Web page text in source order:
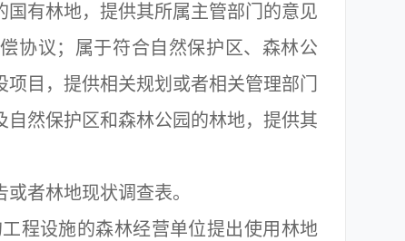
有林地，提供其所属主管部门的意见
协议；属于符合自然保护区、森林公
目，提供相关规划或者相关管理部门
然保护区和森林公园的林地，提供其
者林地现状调查表。
设施的森林经营单位提出使用林地